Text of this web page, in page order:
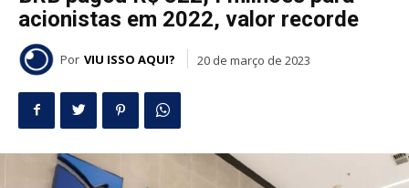
acionistas em 2022, valor recorde
Por VIU ISSO AQUI? 20 de março de 2023